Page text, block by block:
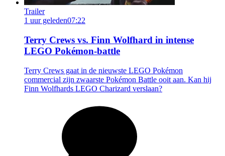
Trailer
1 uur geleden07:22
Terry Crews vs. Finn Wolfhard in intense
LEGO Pokémon-battle
Terry Crews gaat in de nieuwste LEGO Pokémon
commercial zijn zwaarste Pokémon Battle ooit aan. Kan hij
Finn Wolfhards LEGO Charizard verslaan?